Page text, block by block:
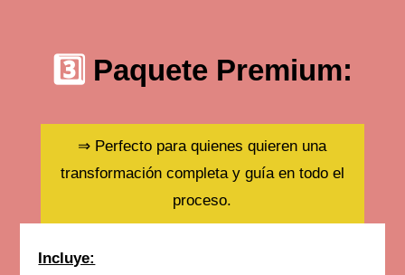
3️⃣ Paquete Premium:
⇒ Perfecto para quienes quieren una
transformación completa y guía en todo el
proceso.
Incluye: